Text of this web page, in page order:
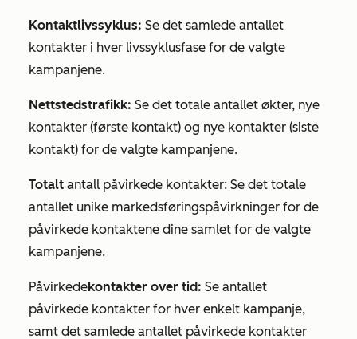
Kontaktlivssyklus: Se det samlede antallet
kontakter i hver livssyklusfase for de valgte
kampanjene.
Nettstedstrafikk: Se det totale antallet økter, nye
kontakter (første kontakt) og nye kontakter (siste
kontakt) for de valgte kampanjene.
Totalt antall påvirkede kontakter: Se det totale
antallet unike markedsføringspåvirkninger for de
påvirkede kontaktene dine samlet for de valgte
kampanjene.
Påvirkedekontakter over tid: Se antallet
påvirkede kontakter for hver enkelt kampanje,
samt det samlede antallet påvirkede kontakter